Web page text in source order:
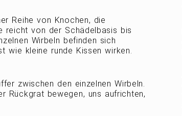
Reihe von Knochen, die
reicht von der Schädelbasis bis
Wirbeln befinden sich
wie kleine runde Kissen wirken.
zwischen den einzelnen Wirbeln.
Rückgrat bewegen, uns aufrichten,